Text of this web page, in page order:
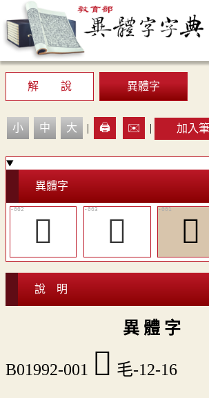
最新消息
顯示模式
網站導覽
解 說
異體字
小 中 大 | 🖨️ ✉️ | 加入
異體字
󷵣 󷵤 𣯺
說 明
異 體 字
B01992-001 𣯺 毛-12-16